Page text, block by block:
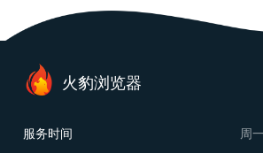
服务时间 周
火豹浏览器